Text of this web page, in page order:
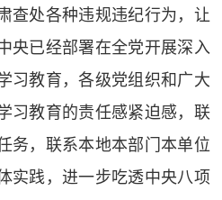
查处各种违规违纪行为，让
央已经部署在全党开展深入
习教育，各级党组织和广大
习教育的责任感紧迫感，联
务，联系本地本部门本单位
实践，进一步吃透中央八项